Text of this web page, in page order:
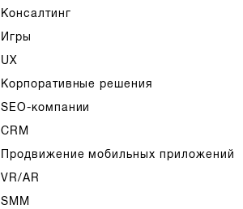
Консалтинг
Игры
UX
Корпоративные решения
SEO-компании
CRM
Продвижение мобильных приложений
VR/AR
SMM